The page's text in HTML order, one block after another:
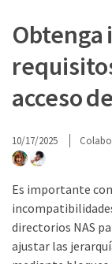
Obtenga
acceso
10/17/2025
Es importante
directorios NAS
ajustar las